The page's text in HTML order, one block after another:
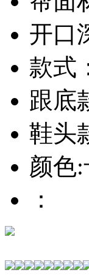
开口
款式
跟底
鞋头
颜色
：